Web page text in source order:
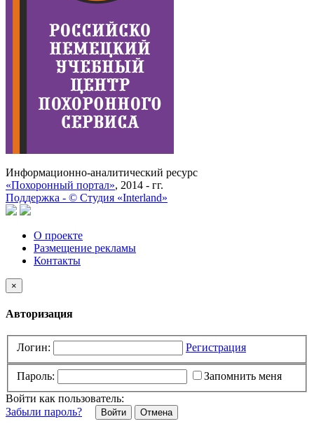
Информационно-аналитический ресурс
«Похоронный портал», 2014 - гг.
Поддержка - © Cтудия «Interland»
О проекте
Размещение рекламы
Контакты
×
Авторизация
Логин: Регистрация
Пароль:
Запомнить меня
Войти как пользователь:
Забыли пароль?
Отмена